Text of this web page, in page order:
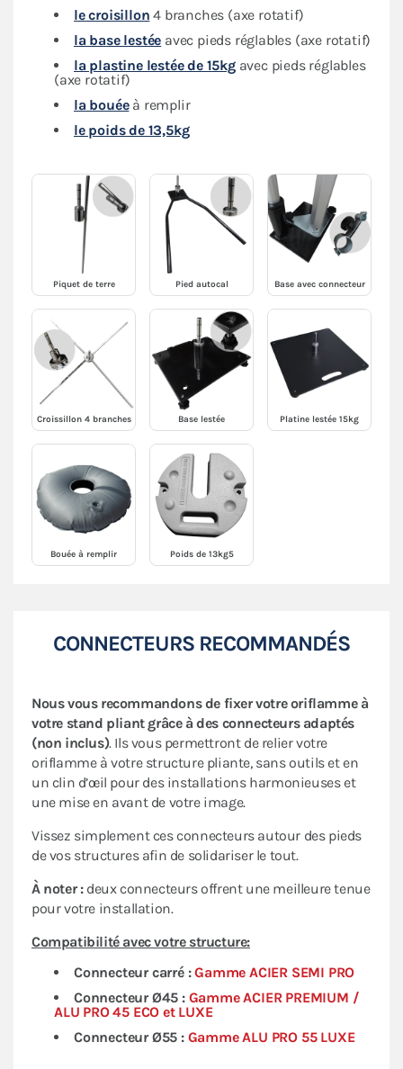
le croisillon 4 branches (axe rotatif)
la base lestée avec pieds réglables (axe rotatif)
la plastine lestée de 15kgavec pieds réglables
(axe rotatif)
la bouéeà remplir
le poids de 13,5kg
Piquet de terre Pied autocal Base avec connecteur
Croissillon 4 branches Base lestée Platine lestée 15kg
Bouée à remplir Poids de 13kg5
CONNECTEURS RECOMMANDÉS
Nous vous recommandons de fixer votre oriflamme à
votre stand pliant grâce à des connecteurs adaptés
(non inclus). Ils vous permettront de relier votre
oriflamme à votre structure pliante, sans outils et en
un clin d’œil pour des installations harmonieuses et
une mise en avant de votre image.
Vissez simplement ces connecteurs autour des pieds
de vos structures afin de solidariser le tout.
À noter :deux connecteurs offrent une meilleure tenue
pour votre installation.
Compatibilité avec votre structure:
Connecteur carré : Gamme ACIER SEMI PRO
Connecteur Ø45 : Gamme ACIER PREMIUM /
ALU PRO 45 ECO et LUXE
Connecteur Ø55 : Gamme ALU PRO 55 LUXE